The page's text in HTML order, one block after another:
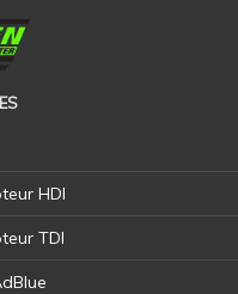
HDI
TDI